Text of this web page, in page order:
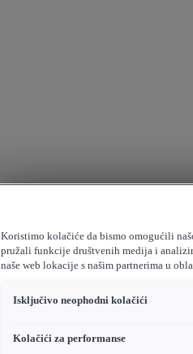
Koristimo kolačiće da bismo omogućili
pružali funkcije društvenih medija i
naše web lokacije s našim partnerima u
Isključivo neophodni kolačići
Kolačići za performanse